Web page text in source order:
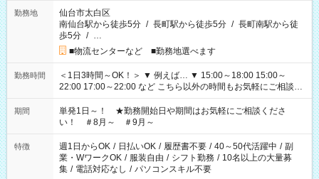
勤務地
仙台市太白区
南仙台駅から徒歩5分 / 長町駅から徒歩5分 / 長町南駅から徒
歩5分 / …
■物流センターなど ■勤務地選べます
勤務時間
＜1日3時間～OK！＞ ▼ 例えば… ▼ 15:00～18:00 15:00～
22:00 17:00～22:00 など こちら以外の時間もお気軽にご相談く
ださい！
期間
単発1日～！ ★勤務開始日や期間はお気軽にご相談くださ
い！ ＃8月～ ＃9月～
特徴 週1日からOK / 日払いOK / 履歴書不要 / 40～50代活躍中 / 副
業・WワークOK / 服装自由 / シフト勤務 / 10名以上の大量募
集 / 電話対応なし / パソコンスキル不要